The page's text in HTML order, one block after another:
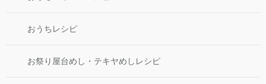
おうちレシピ
お祭り屋台めし・テキヤめしレシピ